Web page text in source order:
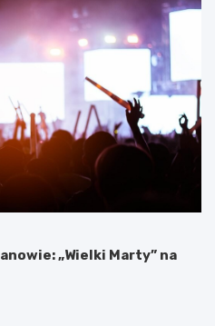
„Wielki Marty” na